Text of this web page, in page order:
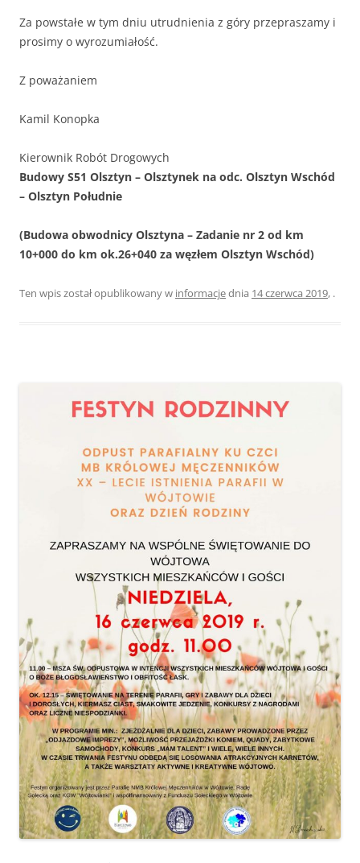
Za powstałe w tym dniu utrudnienia z góry przepraszamy i
prosimy o wyrozumiałość.
Z poważaniem
Kamil Konopka
Kierownik Robót Drogowych
Budowy S51 Olsztyn – Olsztynek na odc. Olsztyn Wschód
– Olsztyn Południe
(Budowa obwodnicy Olsztyna – Zadanie nr 2 od km
10+000 do km ok.26+040 za węzłem Olsztyn Wschód)
Ten wpis został opublikowany w informacjednia 14 czerwca 2019, .